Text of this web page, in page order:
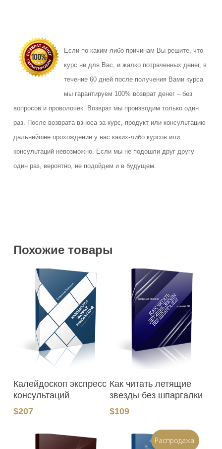
Если по каким-либо причинам Вы решите, что
курс не для Вас, и жалко потраченных денег, в
течение 60 дней после получения Вами курса
мы гарантируем 100% возврат денег – без
вопросов и проволочек. Возврат мы производим только один
раз. После возврата взноса за курс, продукт или консультацию
дальнейшее прохождение у нас каких-либо курсов или
консультаций невозможно. Если мы не подошли друг другу
один раз, вероятно, не подойдем и в будущем.
Похожие товары
Калейдоскоп экспресс
консультаций
$207
Как читать летящие
звезды без шпаргалки
$109
Распродажа!